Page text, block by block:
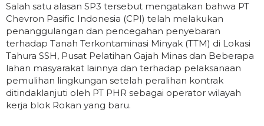
Salah satu alasan SP3 tersebut mengatakan bahwa PT
Chevron Pasific Indonesia (CPI) telah melakukan
penanggulangan dan pencegahan penyebaran
terhadap Tanah Terkontaminasi Minyak (TTM) di Lokasi
Tahura SSH, Pusat Pelatihan Gajah Minas dan Beberapa
lahan masyarakat lainnya dan terhadap pelaksanaan
pemulihan lingkungan setelah peralihan kontrak
ditindaklanjuti oleh PT PHR sebagai operator wilayah
kerja blok Rokan yang baru.